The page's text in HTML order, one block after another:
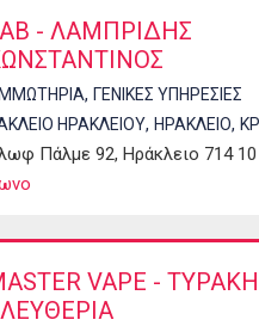
- ΛΑΜΠΡΙΔΗΣ
, ΓΕΝΙΚΕΣ ΥΠΗΡΕΣΙΕΣ
ΗΡΑΚΛΕΙΟΥ, ΗΡΑΚΛΕΙΟ,
Πάλμε 92, Ηράκλειο 714 10
VAPE - ΤΥΡΑΚΗ